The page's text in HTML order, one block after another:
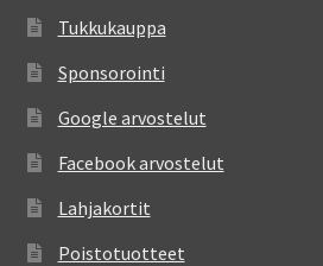
Tukkukauppa
Sponsorointi
Google arvostelut
Facebook arvostelut
Lahjakortit
Poistotuotteet